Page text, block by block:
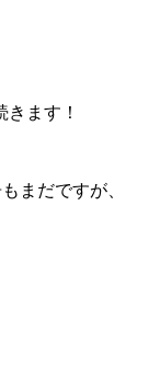
ます！
まだですが、